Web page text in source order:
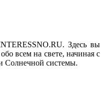
Здесь вы
всем на свете, начиная с
Солнечной системы.